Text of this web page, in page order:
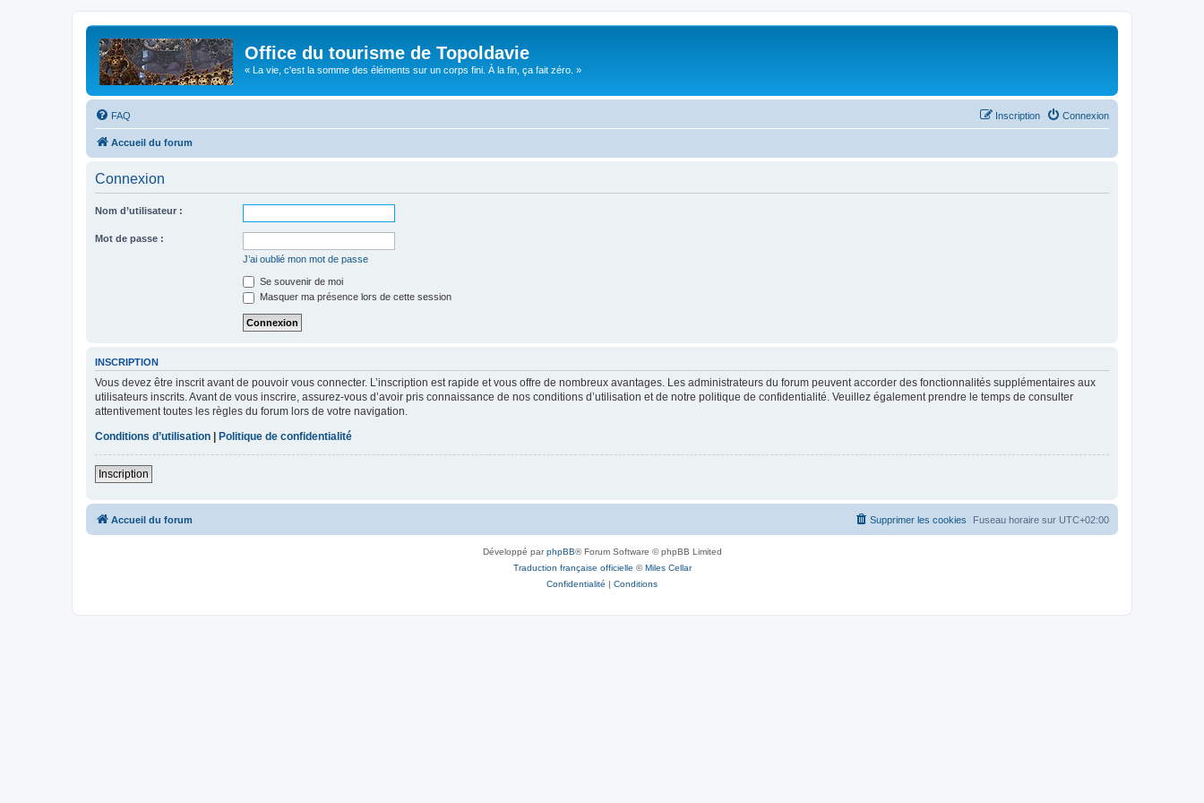
Office du tourisme de Topoldavie
« La vie, c'est la somme des éléments sur un corps fini. À la fin, ça fait zéro. »
FAQ Connexion
Inscription
Accueil du forum
Connexion
Nom d’utilisateur :
Mot de passe :
J’ai oublié mon mot de passe
Se souvenir de moi
Masquer ma présence lors de cette session
INSCRIPTION
Vous devez être inscrit avant de pouvoir vous connecter. L’inscription est rapide et vous offre de nombreux avantages. Les administrateurs du forum peuvent accorder des fonctionnalités supplémentaires aux
utilisateurs inscrits. Avant de vous inscrire, assurez-vous d’avoir pris connaissance de nos conditions d’utilisation et de notre politique de confidentialité. Veuillez également prendre le temps de consulter
attentivement toutes les règles du forum lors de votre navigation.
Conditions d’utilisation
Politique de confidentialité
Inscription
Accueil du forum Fuseau horaire sur UTC+02:00
Supprimer les cookies
Développé parphpBB® Forum Software © phpBB Limited
Traduction française officielle ©Miles Cellar
Confidentialité | Conditions